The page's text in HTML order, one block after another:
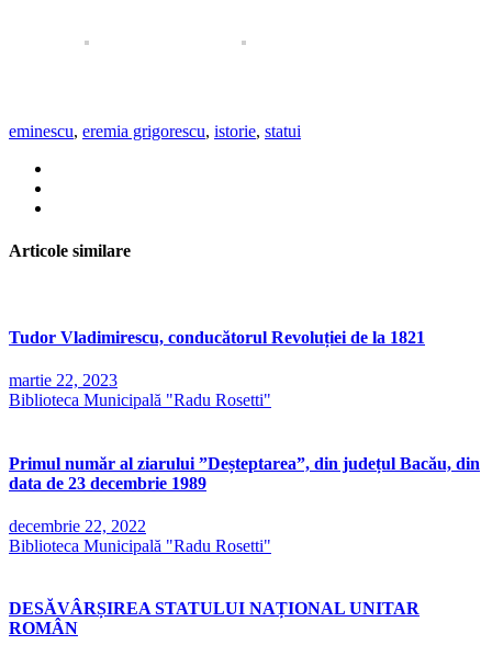
eminescu, eremia grigorescu, istorie, statui
Articole similare
Tudor Vladimirescu, conducătorul Revoluției de la 1821
martie 22, 2023
Biblioteca Municipală "Radu Rosetti"
Primul număr al ziarului ”Deșteptarea”, din județul Bacău, din
data de 23 decembrie 1989
decembrie 22, 2022
Biblioteca Municipală "Radu Rosetti"
DESĂVÂRȘIREA STATULUI NAȚIONAL UNITAR
ROMÂN